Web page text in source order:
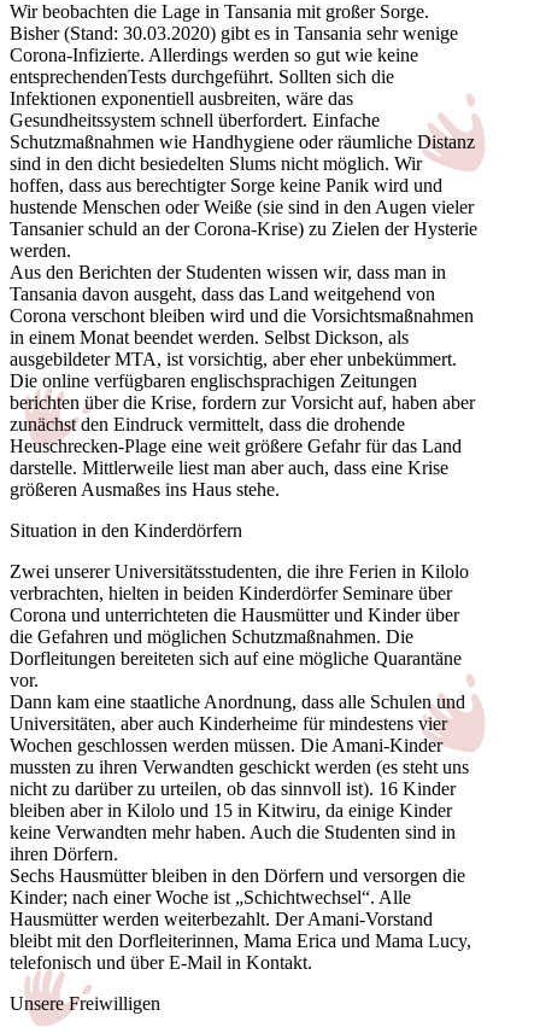
Wir beobachten die Lage in Tansania mit großer Sorge.
Bisher (Stand: 30.03.2020) gibt es in Tansania sehr wenige
Corona-Infizierte. Allerdings werden so gut wie keine
entsprechendenTests durchgeführt. Sollten sich die
Infektionen exponentiell ausbreiten, wäre das
Gesundheitssystem schnell überfordert. Einfache
Schutzmaßnahmen wie Handhygiene oder räumliche Distanz
sind in den dicht besiedelten Slums nicht möglich. Wir
hoffen, dass aus berechtigter Sorge keine Panik wird und
hustende Menschen oder Weiße (sie sind in den Augen vieler
Tansanier schuld an der Corona-Krise) zu Zielen der Hysterie
werden.
Aus den Berichten der Studenten wissen wir, dass man in
Tansania davon ausgeht, dass das Land weitgehend von
Corona verschont bleiben wird und die Vorsichtsmaßnahmen
in einem Monat beendet werden. Selbst Dickson, als
ausgebildeter MTA, ist vorsichtig, aber eher unbekümmert.
Die online verfügbaren englischsprachigen Zeitungen
berichten über die Krise, fordern zur Vorsicht auf, haben aber
zunächst den Eindruck vermittelt, dass die drohende
Heuschrecken-Plage eine weit größere Gefahr für das Land
darstelle. Mittlerweile liest man aber auch, dass eine Krise
größeren Ausmaßes ins Haus stehe.
Situation in den Kinderdörfern
Zwei unserer Universitätsstudenten, die ihre Ferien in Kilolo
verbrachten, hielten in beiden Kinderdörfer Seminare über
Corona und unterrichteten die Hausmütter und Kinder über
die Gefahren und möglichen Schutzmaßnahmen. Die
Dorfleitungen bereiteten sich auf eine mögliche Quarantäne
vor.
Dann kam eine staatliche Anordnung, dass alle Schulen und
Universitäten, aber auch Kinderheime für mindestens vier
Wochen geschlossen werden müssen. Die Amani-Kinder
mussten zu ihren Verwandten geschickt werden (es steht uns
nicht zu darüber zu urteilen, ob das sinnvoll ist). 16 Kinder
bleiben aber in Kilolo und 15 in Kitwiru, da einige Kinder
keine Verwandten mehr haben. Auch die Studenten sind in
ihren Dörfern.
Sechs Hausmütter bleiben in den Dörfern und versorgen die
Kinder; nach einer Woche ist „Schichtwechsel“. Alle
Hausmütter werden weiterbezahlt. Der Amani-Vorstand
bleibt mit den Dorfleiterinnen, Mama Erica und Mama Lucy,
telefonisch und über E-Mail in Kontakt.
Unsere Freiwilligen